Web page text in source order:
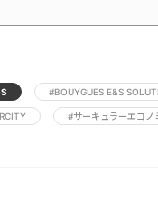
#BOUYGUES E&S
#サーキュラーエコノ